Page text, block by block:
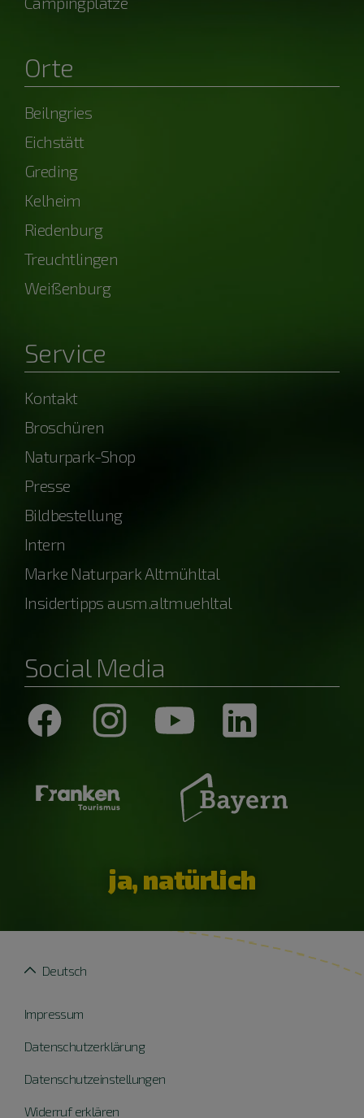
Orte
Beilngries
Eichstätt
Greding
Kelheim
Riedenburg
Treuchtlingen
Weißenburg
Service
Kontakt
Broschüren
Naturpark-Shop
Presse
Bildbestellung
Intern
Marke Naturpark Altmühltal
Insidertipps ausm.altmuehltal
Social Media
ja, natürlich
Impressum
Datenschutzerklärung
Datenschutzeinstellungen
Widerruf erklären
Deutsch